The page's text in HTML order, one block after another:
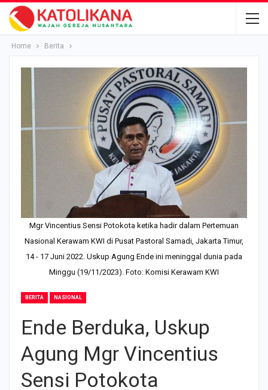
Home Berita
Mgr Vincentius Sensi Potokota ketika hadir dalam Pertemuan
Nasional Kerawam KWI di Pusat Pastoral Samadi, Jakarta Timur,
14 - 17 Juni 2022. Uskup Agung Ende ini meninggal dunia pada
Minggu (19/11/2023). Foto: Komisi Kerawam KWI
BERITA NASIONAL
Ende Berduka, Uskup
Agung Mgr Vincentius
Sensi Potokota